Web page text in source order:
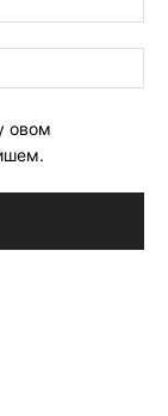
овом